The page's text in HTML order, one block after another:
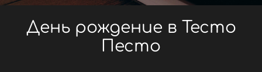
День рождение в Тесто
Песто